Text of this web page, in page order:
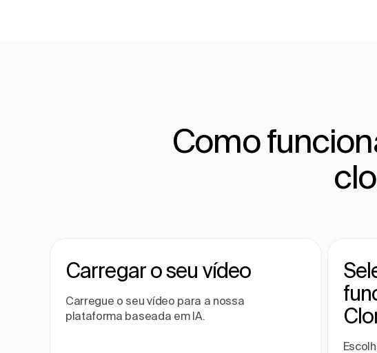
Como
Carregar o seu vídeo
Carregue o seu vídeo para a nossa
plataforma baseada em IA.